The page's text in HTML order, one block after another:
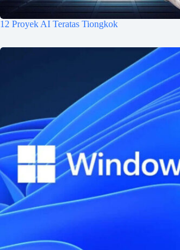
12 Proyek AI Teratas Tiongkok